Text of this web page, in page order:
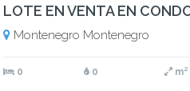
Montenegro Montenegro
0 0 m²